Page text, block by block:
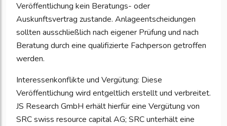
Veröffentlichung kein Beratungs- oder
Auskunftsvertrag zustande. Anlageentscheidungen
sollten ausschließlich nach eigener Prüfung und nach
Beratung durch eine qualifizierte Fachperson getroffen
werden.
Interessenkonflikte und Vergütung: Diese
Veröffentlichung wird entgeltlich erstellt und verbreitet.
JS Research GmbH erhält hierfür eine Vergütung von
SRC swiss resource capital AG; SRC unterhält eine